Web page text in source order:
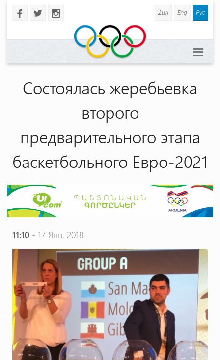
b a x Հայ Eng Рус
Состоялась жеребьевка
второго
предварительного этапа
баскетбольного Евро-2021
11:10- 17 Янв, 2018